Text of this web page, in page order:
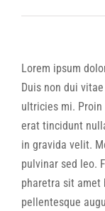
Lorem ipsum
Duis non dui
ultricies mi.
erat tincidunt
in gravida velit.
pulvinar sed leo.
pharetra sit amet
pellentesque